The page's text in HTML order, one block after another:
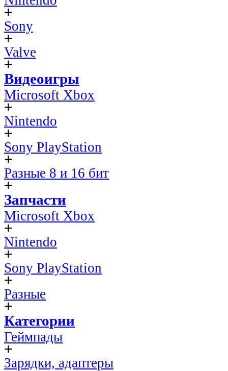
Sony
Valve
Видеоигры
Microsoft Xbox
Nintendo
Sony PlayStation
Разные 8 и 16 бит
Запчасти
Microsoft Xbox
Nintendo
Sony PlayStation
Разные
Категории
Геймпады
Зарядки, адаптеры